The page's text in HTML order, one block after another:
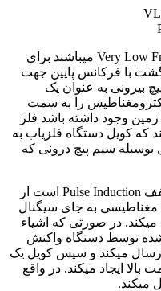
فلزیاب های VLF که مخفف Very Low Frequency میباشند برای
با فرکانس پایین جهت
بیرونی به عنوان یک
را به سمت
وجود داشته باشد فلز
که کویل دستگاه فلزیاب به
بوسیله سیم پیچ درونی که
فلزیاب های PI یا القای پالسی که مخفف Pulse Induction است از
مغناطیسی به جای سیگنال
در صورتی که اشیاء
شده توسط دستگاه واکنش
میکند و سپس کویل یک
ایجاد میکند. در واقع
میکند.